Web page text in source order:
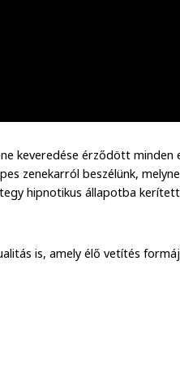
keveredése érződött minden
zenekarról beszélünk,
hipnotikus állapotba
is, amely élő vetítés